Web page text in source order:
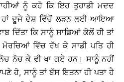
ਨੂੰ ਕਹੋ ਕਿ ਇਹ ਤੁਹਾਡੀ ਮਦਦ
ਹਾਂ ਦੂਜੇ ਦੇਸ਼ ਵਿੱਚੋਂ ਲੜਨ ਲਈ ਆਇਆ
ਦਿੱਤਾ ਕਿ ਸਾਨੂੰ ਸਾਡਿਆਂ ਕੋਲੋਂ ਹੀ ਤਾਂ
ਵਿੱਚ ਰੱਖ ਕੇ ਸਾਡੀ ਪਤਿ ਹੀ
ਨੋਚ ਕੇ ਵੀ ਖਾ ਗਏ ਹਨ। ਸਾਨੂੰ ਨਹੀਂ
ਹੋ, ਸਾਨੂੰ ਤਾਂ ਬੱਸ ਇਤਨਾ ਹੀ ਪਤਾ ਹੈ